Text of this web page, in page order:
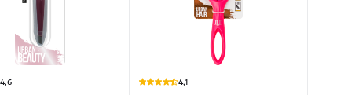
4,6 4,1